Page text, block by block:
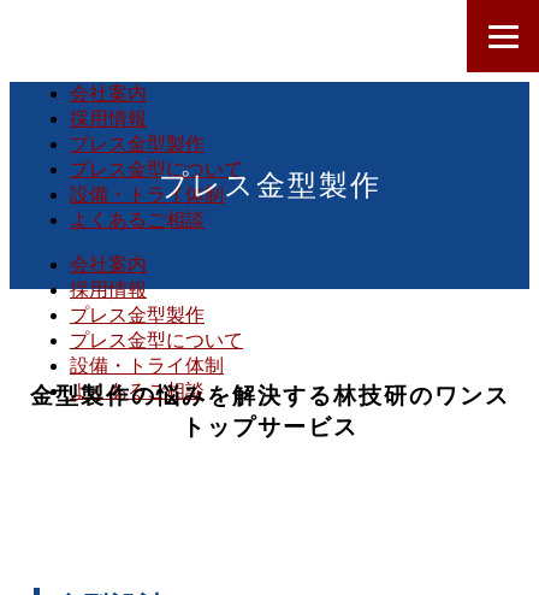
会社案内
採用情報
プレス金型製作
プレス金型について
設備・トライ体制
よくあるご相談
会社案内
採用情報
プレス金型製作
プレス金型について
設備・トライ体制
よくあるご相談
プレス金型製作
金型製作の悩みを解決する林技研のワンス
トップサービス